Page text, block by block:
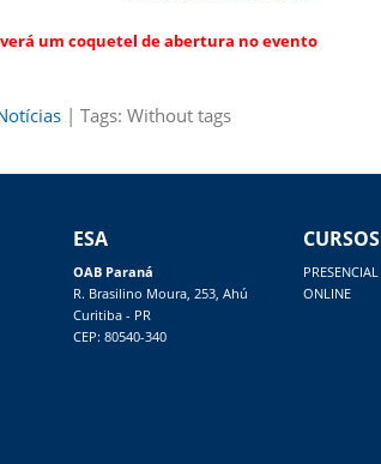
um coquetel de abertura no evento
| Tags: Without tags
ESA
OAB Paraná
R. Brasilino Moura, 253, Ahú
Curitiba - PR
CEP: 80540-340
CURSOS
PRESENCIAL
ONLINE